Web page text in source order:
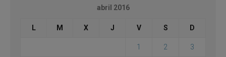
abril 2016
L M X J V S D
1 2 3